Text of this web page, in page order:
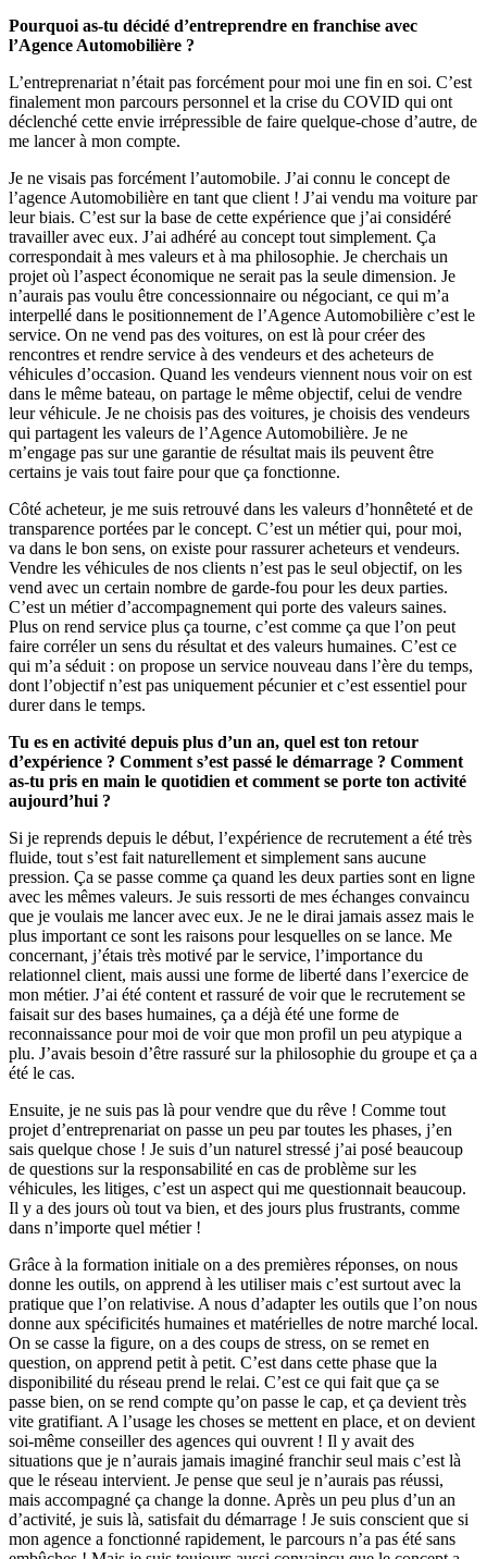
Pourquoi as-tu décidé d’entreprendre en franchise avec
l’Agence Automobilière ?
L’entreprenariat n’était pas forcément pour moi une fin en soi. C’est
finalement mon parcours personnel et la crise du COVID qui ont
déclenché cette envie irrépressible de faire quelque-chose d’autre, de
me lancer à mon compte.
Je ne visais pas forcément l’automobile. J’ai connu le concept de
l’agence Automobilière en tant que client ! J’ai vendu ma voiture par
leur biais. C’est sur la base de cette expérience que j’ai considéré
travailler avec eux. J’ai adhéré au concept tout simplement. Ça
correspondait à mes valeurs et à ma philosophie. Je cherchais un
projet où l’aspect économique ne serait pas la seule dimension. Je
n’aurais pas voulu être concessionnaire ou négociant, ce qui m’a
interpellé dans le positionnement de l’Agence Automobilière c’est le
service. On ne vend pas des voitures, on est là pour créer des
rencontres et rendre service à des vendeurs et des acheteurs de
véhicules d’occasion. Quand les vendeurs viennent nous voir on est
dans le même bateau, on partage le même objectif, celui de vendre
leur véhicule. Je ne choisis pas des voitures, je choisis des vendeurs
qui partagent les valeurs de l’Agence Automobilière. Je ne
m’engage pas sur une garantie de résultat mais ils peuvent être
certains je vais tout faire pour que ça fonctionne.
Côté acheteur, je me suis retrouvé dans les valeurs d’honnêteté et de
transparence portées par le concept. C’est un métier qui, pour moi,
va dans le bon sens, on existe pour rassurer acheteurs et vendeurs.
Vendre les véhicules de nos clients n’est pas le seul objectif, on les
vend avec un certain nombre de garde-fou pour les deux parties.
C’est un métier d’accompagnement qui porte des valeurs saines.
Plus on rend service plus ça tourne, c’est comme ça que l’on peut
faire corréler un sens du résultat et des valeurs humaines. C’est ce
qui m’a séduit : on propose un service nouveau dans l’ère du temps,
dont l’objectif n’est pas uniquement pécunier et c’est essentiel pour
durer dans le temps.
Tu es en activité depuis plus d’un an, quel est ton retour
d’expérience ? Comment s’est passé le démarrage ? Comment
as-tu pris en main le quotidien et comment se porte ton activité
aujourd’hui ?
Si je reprends depuis le début, l’expérience de recrutement a été très
fluide, tout s’est fait naturellement et simplement sans aucune
pression. Ça se passe comme ça quand les deux parties sont en ligne
avec les mêmes valeurs. Je suis ressorti de mes échanges convaincu
que je voulais me lancer avec eux. Je ne le dirai jamais assez mais le
plus important ce sont les raisons pour lesquelles on se lance. Me
concernant, j’étais très motivé par le service, l’importance du
relationnel client, mais aussi une forme de liberté dans l’exercice de
mon métier. J’ai été content et rassuré de voir que le recrutement se
faisait sur des bases humaines, ça a déjà été une forme de
reconnaissance pour moi de voir que mon profil un peu atypique a
plu. J’avais besoin d’être rassuré sur la philosophie du groupe et ça a
été le cas.
Ensuite, je ne suis pas là pour vendre que du rêve ! Comme tout
projet d’entreprenariat on passe un peu par toutes les phases, j’en
sais quelque chose ! Je suis d’un naturel stressé j’ai posé beaucoup
de questions sur la responsabilité en cas de problème sur les
véhicules, les litiges, c’est un aspect qui me questionnait beaucoup.
Il y a des jours où tout va bien, et des jours plus frustrants, comme
dans n’importe quel métier !
Grâce à la formation initiale on a des premières réponses, on nous
donne les outils, on apprend à les utiliser mais c’est surtout avec la
pratique que l’on relativise. A nous d’adapter les outils que l’on nous
donne aux spécificités humaines et matérielles de notre marché local.
On se casse la figure, on a des coups de stress, on se remet en
question, on apprend petit à petit. C’est dans cette phase que la
disponibilité du réseau prend le relai. C’est ce qui fait que ça se
passe bien, on se rend compte qu’on passe le cap, et ça devient très
vite gratifiant. A l’usage les choses se mettent en place, et on devient
soi-même conseiller des agences qui ouvrent ! Il y avait des
situations que je n’aurais jamais imaginé franchir seul mais c’est là
que le réseau intervient. Je pense que seul je n’aurais pas réussi,
mais accompagné ça change la donne. Après un peu plus d’un an
d’activité, je suis là, satisfait du démarrage ! Je suis conscient que si
mon agence a fonctionné rapidement, le parcours n’a pas été sans